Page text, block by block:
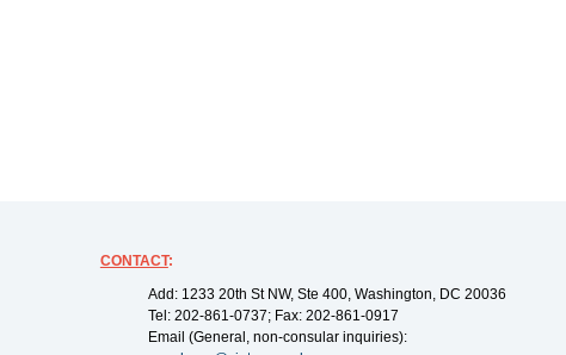
CONTACT:
Add: 1233 20th St NW, Ste 400, Washington, DC 20036
Tel: 202-861-0737; Fax: 202-861-0917
Email (General, non-consular inquiries):